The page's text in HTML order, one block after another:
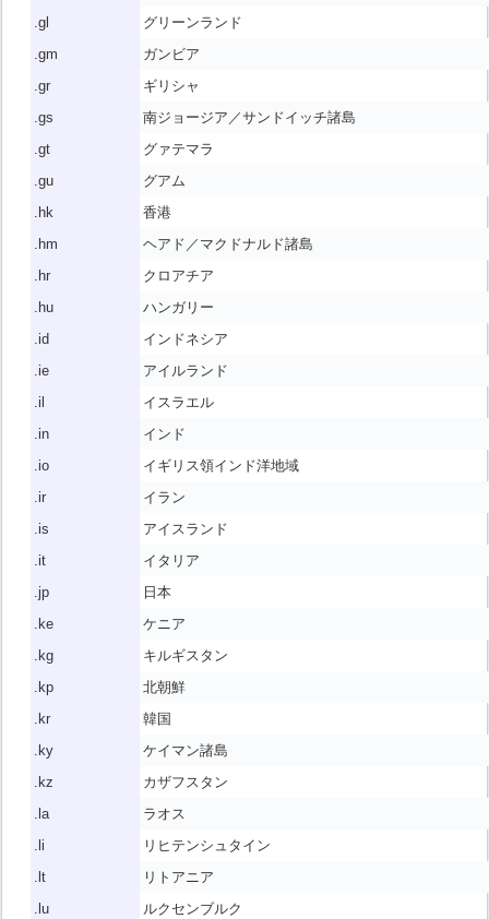
.gl
グリーンランド
.gm
ガンビア
.gr
ギリシャ
.gs
南ジョージア／サンドイッチ諸島
.gt
グァテマラ
.gu
グアム
.hk
香港
.hm
ヘアド／マクドナルド諸島
.hr
クロアチア
.hu
ハンガリー
.id
インドネシア
.ie
アイルランド
.il
イスラエル
.in
インド
.io
イギリス領インド洋地域
.ir
イラン
.is
アイスランド
.it
イタリア
.jp
日本
.ke
ケニア
.kg
キルギスタン
.kp
北朝鮮
.kr
韓国
.ky
ケイマン諸島
.kz
カザフスタン
.la
ラオス
.li
リヒテンシュタイン
.lt
リトアニア
.lu
ルクセンブルク